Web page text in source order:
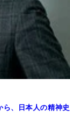
ら、日本人の精神史